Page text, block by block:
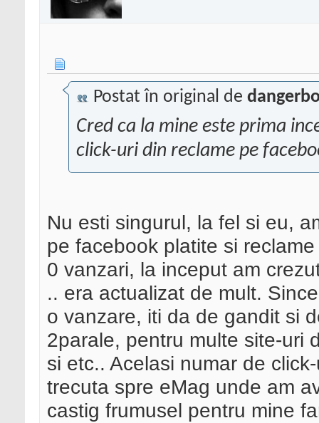
Postat în original de
Cred ca la mine este prima
click-uri din reclame pe
Nu esti singurul, la fel si eu,
pe facebook platite si
0 vanzari, la inceput am
.. era actualizat de mult.
o vanzare, iti da de gandit si
2parale, pentru multe site-uri
si etc.. Acelasi numar de
trecuta spre eMag unde am
castig frumusel pentru mine